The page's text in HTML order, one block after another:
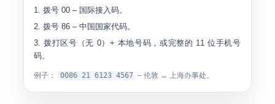
拨号00 – 国际接入码。
拨号86 – 中国国家代码。
拨打区号（无 0）+ 本地号码，或完整的 11 位手机号
码。
例子： 0086 21 6123 4567 – 伦敦 → 上海办事处。